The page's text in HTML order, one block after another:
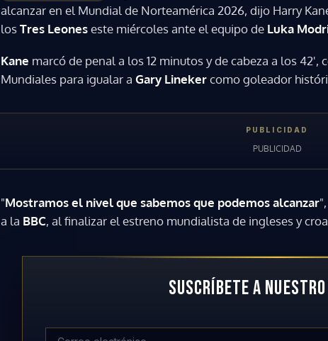
alcanzar en el Mundial de Norteamérica 2026, dijo Harry
losTres Leoneseste miércoles ante el equipo de Luka
Kane marcó de penal a los 12 minutos y de cabeza a los 42',
Mundiales para igualar a Gary Linekercomo goleador
"Mostramos el nivel que sabemos que podemos alcanzar
a la BBC, al finalizar el estreno mundialista de ingleses y
SUSCRÍBETE A